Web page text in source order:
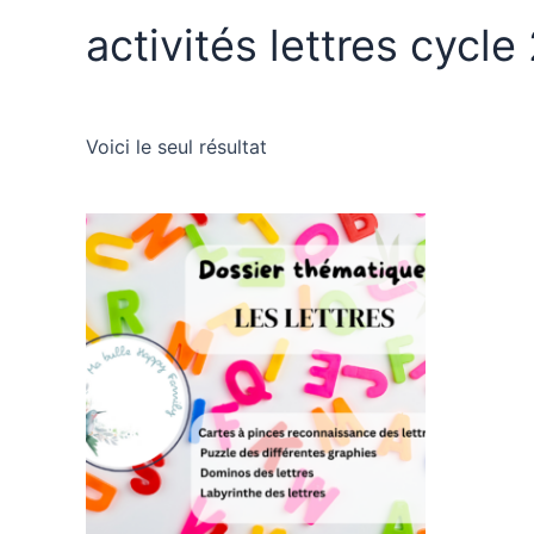
activités lettres cycle
Voici le seul résultat